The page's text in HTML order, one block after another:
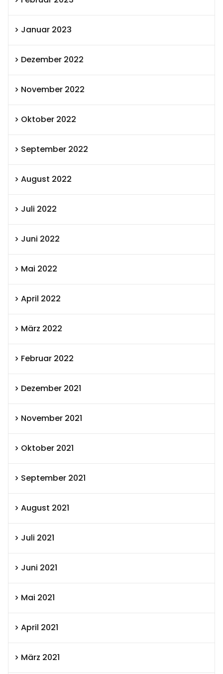
Januar 2023
Dezember 2022
November 2022
Oktober 2022
September 2022
August 2022
Juli 2022
Juni 2022
Mai 2022
April 2022
März 2022
Februar 2022
Dezember 2021
November 2021
Oktober 2021
September 2021
August 2021
Juli 2021
Juni 2021
Mai 2021
April 2021
März 2021